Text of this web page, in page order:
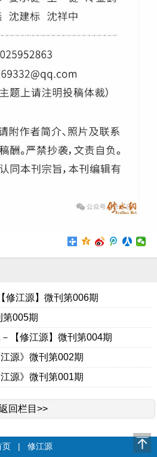
修江源】微刊第006期
第005期
【修江源】微刊第004期
源》微刊第002期
源》微刊第001期
回栏目>>
页 | 修江源